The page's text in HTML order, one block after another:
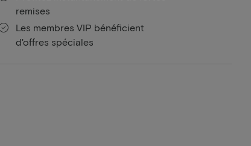
remises
Les membres VIP bénéficient
d'offres spéciales